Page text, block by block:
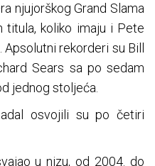
njujorškog Grand Slama
titula, koliko imaju i Pete
rekorderi su Bill
Sears sa po sedam
jednog stoljeća.
osvojili su po četiri
u nizu, od 2004. do